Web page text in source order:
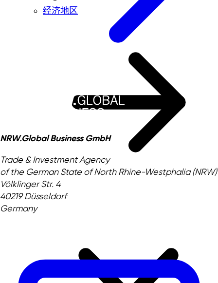
经济地区
NRW.Global Business GmbH
Trade & Investment Agency
of the German State of North Rhine-Westphalia (NRW)
Völklinger Str. 4
40219 Düsseldorf
Germany